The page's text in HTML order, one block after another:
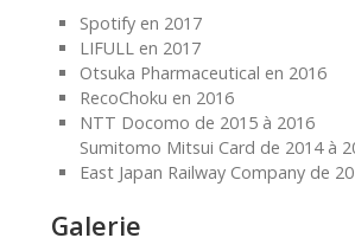
Spotify en 2017
LIFULL en 2017
Otsuka Pharmaceutical en 2016
RecoChoku en 2016
NTT Docomo de 2015 à 2016
Sumitomo Mitsui Card de 2014 à
East Japan Railway Company de
Galerie